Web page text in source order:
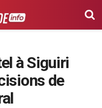
à Siguiri
de